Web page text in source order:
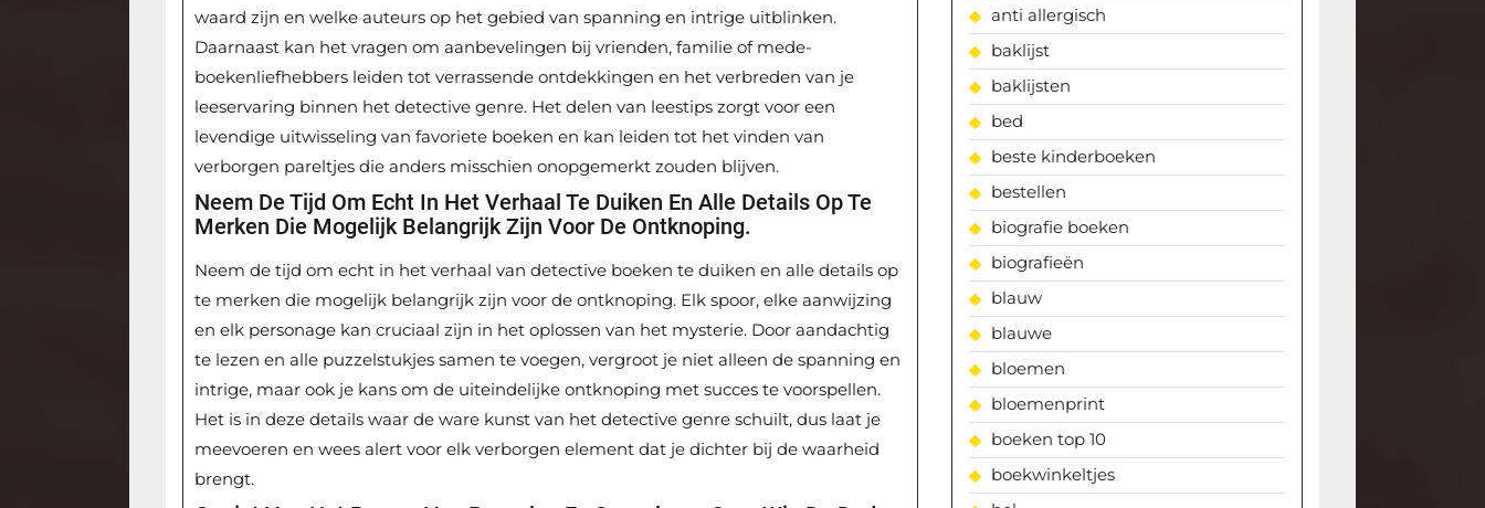
waard zijn en welke auteurs op het gebied van spanning en intrige uitblinken.
Daarnaast kan het vragen om aanbevelingen bij vrienden, familie of mede-
boekenliefhebbers leiden tot verrassende ontdekkingen en het verbreden van je
leeservaring binnen het detective genre. Het delen van leestips zorgt voor een
levendige uitwisseling van favoriete boeken en kan leiden tot het vinden van
verborgen pareltjes die anders misschien onopgemerkt zouden blijven.
Neem De Tijd Om Echt In Het Verhaal Te Duiken En Alle Details Op Te
Merken Die Mogelijk Belangrijk Zijn Voor De Ontknoping.
Neem de tijd om echt in het verhaal van detective boeken te duiken en alle details op
te merken die mogelijk belangrijk zijn voor de ontknoping. Elk spoor, elke aanwijzing
en elk personage kan cruciaal zijn in het oplossen van het mysterie. Door aandachtig
te lezen en alle puzzelstukjes samen te voegen, vergroot je niet alleen de spanning en
intrige, maar ook je kans om de uiteindelijke ontknoping met succes te voorspellen.
Het is in deze details waar de ware kunst van het detective genre schuilt, dus laat je
meevoeren en wees alert voor elk verborgen element dat je dichter bij de waarheid
brengt.
anti allergisch
baklijst
baklijsten
bed
beste kinderboeken
bestellen
biografie boeken
biografieën
blauw
blauwe
bloemen
bloemenprint
boeken top 10
boekwinkeltjes